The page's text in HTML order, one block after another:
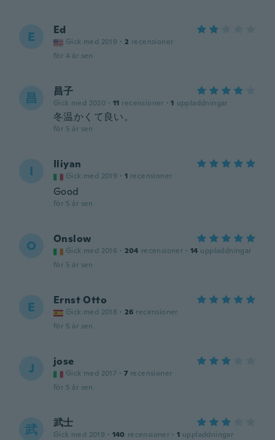
E Ed
Gick med 2019 · 2 recensioner
för 4 år sen
昌 昌子
Gick med 2020 · 11 recensioner · 1 uppladdningar
冬温かくて良い。
för 5 år sen
I Iliyan
Gick med 2019 · 1 recensioner
Good
för 5 år sen
O Onslow
Gick med 2016 · 204 recensioner · 14 uppladdningar
för 5 år sen
E Ernst Otto
Gick med 2018 · 26 recensioner
för 5 år sen
J jose
Gick med 2017 · 7 recensioner
för 5 år sen
武 武士
Gick med 2019 · 140 recensioner · 1 uppladdningar